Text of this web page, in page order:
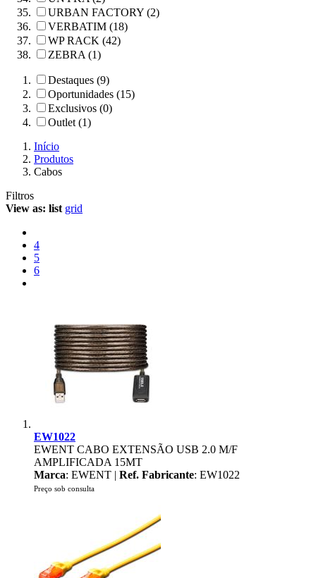
URBAN FACTORY (2)
VERBATIM (18)
WP RACK (42)
ZEBRA (1)
Destaques (9)
Oportunidades (15)
Exclusivos (0)
Outlet (1)
Início
Produtos
Cabos
Filtros
View as: list grid
4
5
6
EW1022
EWENT CABO EXTENSÃO USB 2.0 M/F
AMPLIFICADA 15MT
Marca: EWENT | Ref. Fabricante: EW1022
Preço sob consulta